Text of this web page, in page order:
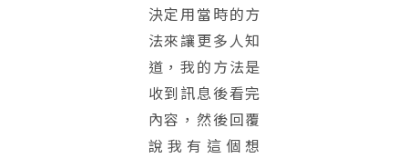
決定用當時的方
法來讓更多人知
道，我的方法是
收到訊息後看完
內容，然後回覆
說我有這個想